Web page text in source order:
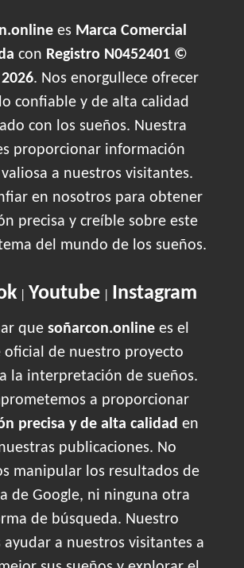
es Marca Comercial
con Registro N0452401 ©
. Nos enorgullece ofrecer
confiable y de alta calidad
con los sueños. Nuestra
proporcionar información
a nuestros visitantes.
en nosotros para obtener
precisa y creíble sobre este
del mundo de los sueños.
| Youtube| Instagram
que soñarcon.online es el
oficial de nuestro proyecto
la interpretación de sueños.
a proporcionar
precisa y de alta calidad en
publicaciones. No
manipular los resultados de
de Google, ni ninguna otra
de búsqueda. Nuestro
ayudar a nuestros visitantes a